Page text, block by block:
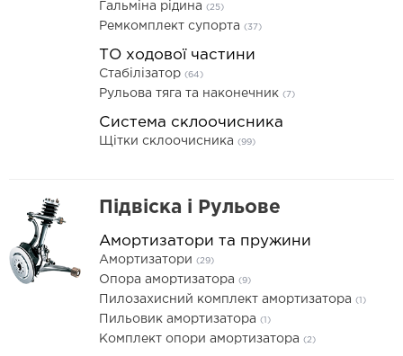
Гальміна рідина (25)
Ремкомплект супорта (37)
ТО ходової частини
Стабілізатор (64)
Рульова тяга та наконечник (7)
Система склоочисника
Щітки склоочисника (99)
Підвіска і Рульове
Амортизатори та пружини
Амортизатори (29)
Опора амортизатора (9)
Пилозахисний комплект амортизатора (1)
Пильовик амортизатора (1)
Комплект опори амортизатора (2)